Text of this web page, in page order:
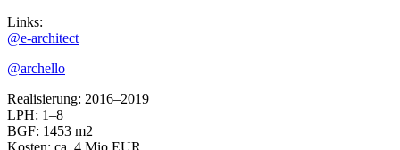
Links:
@e-architect
@archello
Realisierung: 2016–2019
LPH: 1–8
BGF: 1453 m2
Kosten: ca. 4 Mio EUR